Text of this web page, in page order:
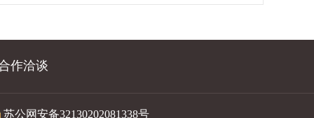
作洽谈
苏公网安备32130202081338号